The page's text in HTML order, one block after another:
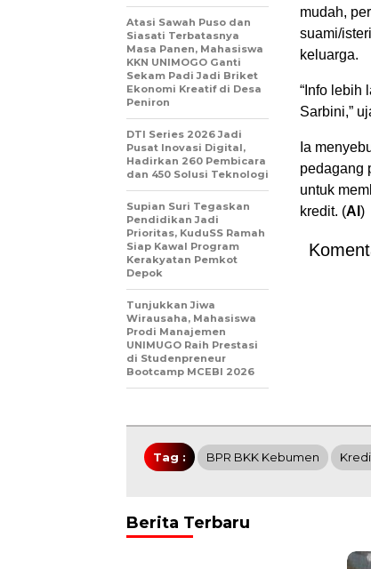
mudah,
suami/
keluarga.
“Info lebih
Sarbini,”
Ia
pedagang
untuk
kredit. (Al )
Atasi Sawah Puso dan
Siasati Terbatasnya
Masa Panen, Mahasiswa
KKN UNIMOGO Ganti
Sekam Padi Jadi Briket
Ekonomi Kreatif di Desa
Peniron
DTI Series 2026 Jadi
Pusat Inovasi Digital,
Hadirkan 260 Pembicara
dan 450 Solusi Teknologi
Supian Suri Tegaskan
Pendidikan Jadi
Prioritas, KuduSS Ramah
Siap Kawal Program
Kerakyatan Pemkot
Depok
Tunjukkan Jiwa
Wirausaha, Mahasiswa
Prodi Manajemen
UNIMUGO Raih Prestasi
di Studenpreneur
Bootcamp MCEBI 2026
Tag : BPR BKK Kebumen
Berita Terbaru